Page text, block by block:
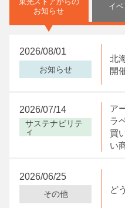
My店舗に
My店舗を
My店舗
設定
お知らせ
イ
2026/08/01
お知らせ
北
開
2026/07/14
サステナビリテ
ィ
ア
ラ
買
い
2026/06/25
その他 ど